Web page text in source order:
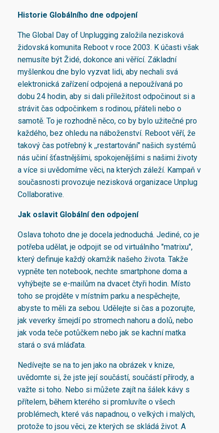
Historie Globálního dne odpojení
The Global Day of Unplugging založila nezisková
židovská komunita Reboot v roce 2003. K účasti však
nemusíte být Židé, dokonce ani věřící. Základní
myšlenkou dne bylo vyzvat lidi, aby nechali svá
elektronická zařízení odpojená a nepoužívaná po
dobu 24 hodin, aby si dali příležitost odpočinout si a
strávit čas odpočinkem s rodinou, přáteli nebo o
samotě. To je rozhodně něco, co by bylo užitečné pro
každého, bez ohledu na náboženství. Reboot věří, že
takový čas potřebný k ,,restartování" našich systémů
nás učiní šťastnějšími, spokojenějšími s našimi životy
a více si uvědomíme věci, na kterých záleží. Kampaň v
současnosti provozuje nezisková organizace Unplug
Collaborative.
Jak oslavit Globální den odpojení
Oslava tohoto dne je docela jednoduchá. Jediné, co je
potřeba udělat, je odpojit se od virtuálního "matrixu",
který definuje každý okamžik našeho života. Takže
vypněte ten notebook, nechte smartphone doma a
vyhýbejte se e-mailům na dvacet čtyři hodin. Místo
toho se projděte v místním parku a nespěchejte,
abyste to měli za sebou. Udělejte si čas a pozorujte,
jak veverky šmejdí po stromech nahoru a dolů, nebo
jak voda teče potůčkem nebo jak se kachní matka
stará o svá mláďata.
Nedívejte se na to jen jako na obrázek v knize,
uvědomte si, že jste její součástí, součástí přírody, a
važte si toho. Nebo si můžete zajít na šálek kávy s
přítelem, během kterého si promluvíte o všech
problémech, které vás napadnou, o velkých i malých,
protože to jsou věci, ze kterých se skládá život. A